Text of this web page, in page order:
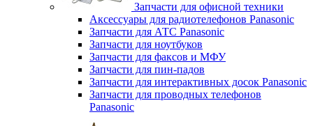
Запчасти для офисной техники
Аксессуары для радиотелефонов Panasonic
Запчасти для АТС Panasonic
Запчасти для ноутбуков
Запчасти для факсов и МФУ
Запчасти для пин-падов
Запчасти для интерактивных досок Panasonic
Запчасти для проводных телефонов
Panasonic